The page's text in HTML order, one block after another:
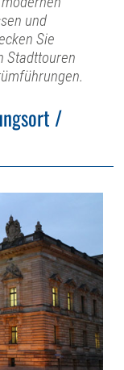
und
Sie
Stadttouren
/